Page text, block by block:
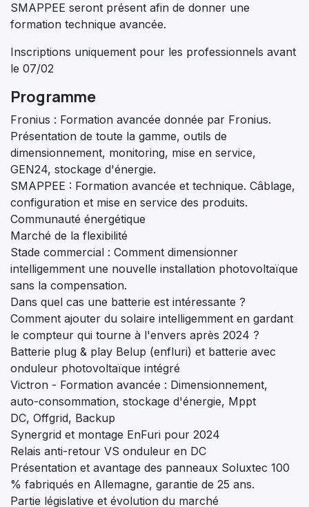
SMAPPEE seront présent afin de donner une
formation technique avancée.
Inscriptions uniquement pour les professionnels avant
le 07/02
Programme
Fronius : Formation avancée donnée par Fronius.
Présentation de toute la gamme, outils de
dimensionnement, monitoring, mise en service,
GEN24, stockage d'énergie.
SMAPPEE : Formation avancée et technique. Câblage,
configuration et mise en service des produits.
Communauté énergétique
Marché de la flexibilité
Stade commercial : Comment dimensionner
intelligemment une nouvelle installation photovoltaïque
sans la compensation.
Dans quel cas une batterie est intéressante ?
Comment ajouter du solaire intelligemment en gardant
le compteur qui tourne à l'envers après 2024 ?
Batterie plug & play Belup (enfluri) et batterie avec
onduleur photovoltaïque intégré
Victron - Formation avancée : Dimensionnement,
auto-consommation, stockage d'énergie, Mppt
DC, Offgrid, Backup
Synergrid et montage EnFuri pour 2024
Relais anti-retour VS onduleur en DC
Présentation et avantage des panneaux Soluxtec 100
% fabriqués en Allemagne, garantie de 25 ans.
Partie législative et évolution du marché